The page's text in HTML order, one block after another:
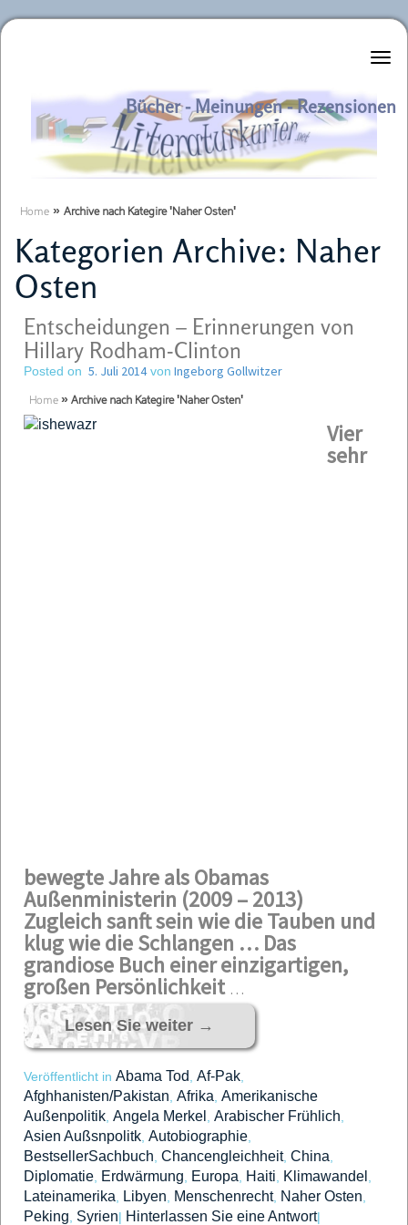
Literaturkurier.net
Bücher - Meinungen - Rezensionen
Home » Archive nach Kategire 'Naher Osten'
Kategorien Archive: Naher
Osten
Entscheidungen – Erinnerungen von
Hillary Rodham-Clinton
Posted on 5. Juli 2014von Ingeborg Gollwitzer
Home » Archive nach Kategire 'Naher Osten'
Vier
sehr
bewegte Jahre als Obamas
Außenministerin (2009 – 2013)
Zugleich sanft sein wie die Tauben und
klug wie die Schlangen … Das
grandiose Buch einer einzigartigen,
großen Persönlichkeit …
Lesen Sie weiter →
Veröffentlicht in Abama Tod Af-Pak
Afghhanisten/Pakistan Afrika Amerikanische
Außenpolitik Angela Merkel Arabischer Frühlich
Asien Außsnpolitk Autobiographie
BestsellerSachbuch Chancengleichheit, China
Diplomatie Erdwärmung Europa Haiti Klimawandel
Lateinamerika Libyen Menschenrecht, Naher Osten
Peking Syrien| Hinterlassen Sie eine Antwort|